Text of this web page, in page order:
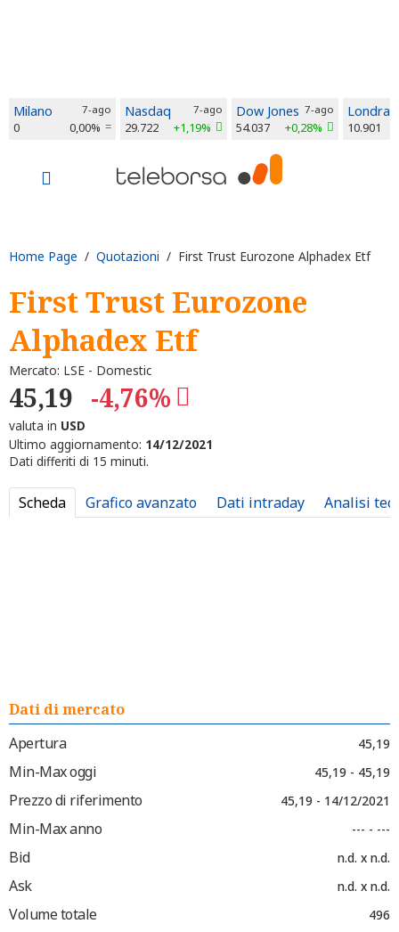
Milano 7-ago
0 0,00%
Nasdaq 7-ago
29.722 +1,19%
Dow Jones 7-ago
54.037 +0,28%
Londra
10.901
Home Page / Quotazioni / First Trust Eurozone Alphadex Etf
First Trust Eurozone
Alphadex Etf
Mercato: LSE - Domestic
45,19 -4,76%
valuta in USD
Ultimo aggiornamento: 14/12/2021
Dati differiti di 15 minuti.
Scheda Grafico avanzato Dati intraday Analisi
Dati di mercato
Apertura
45,19
Min-Max oggi 45,19 - 45,19
Prezzo di riferimento 45,19 - 14/12/2021
Min-Max anno --- - ---
Bid n.d. x n.d.
Ask n.d. x n.d.
Volume totale 496